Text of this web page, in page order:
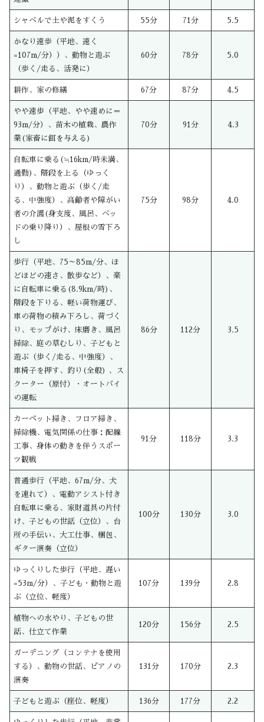
シャベルで土や泥をすくう 55分 71分 5.5
かなり速歩（平地、速く
=107m/分））、動物と遊ぶ
（歩く/走る、活発に）
60分 78分 5.0
耕作、家の修繕 67分 87分 4.5
やや速歩（平地、やや速めに＝
93m/分）、苗木の植栽、農作
業(家畜に餌を与える)
70分 91分 4.3
自転車に乗る(≒16km/時未満、
通勤)、階段を上る（ゆっく
り）、動物と遊ぶ（歩く/走
る、中強度）、高齢者や障がい
者の介護(身支度、風呂、ベッ
ドの乗り降り）、屋根の雪下ろ
し
75分 98分 4.0
歩行（平地、75～85m/分、ほ
どほどの速さ、散歩など）、楽
に自転車に乗る(8.9km/時)、
階段を下りる、軽い荷物運び、
車の荷物の積み下ろし、荷づく
り、モップがけ、床磨き、風呂
掃除、庭の草むしり、子どもと
遊ぶ（歩く/走る、中強度）、
車椅子を押す、釣り(全般) 、ス
クーター（原付）・オートバイ
の運転
86分 112分 3.5
カーペット掃き、フロア掃き、
掃除機、電気関係の仕事：配線
工事、身体の動きを伴うスポー
ツ観戦
91分 118分 3.3
普通歩行（平地、67m/分、犬
を連れて）、電動アシスト付き
自転車に乗る、家財道具の片付
け、子どもの世話（立位）、台
所の手伝い、大工仕事、梱包、
ギター演奏（立位）
100分 130分 3.0
ゆっくりした歩行（平地、遅い
=53m/分）、子ども・動物と遊
ぶ（立位、軽度）
107分 139分 2.8
植物への水やり、子どもの世
話、仕立て作業
120分 156分 2.5
ガーデニング（コンテナを使用
する）、動物の世話、ピアノの
演奏
131分 170分 2.3
子どもと遊ぶ（座位、軽度） 136分 177分 2.2